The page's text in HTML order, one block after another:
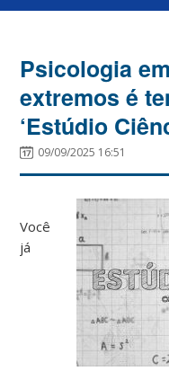
Psicologia
extremos é
‘Estúdio
09/09/2025 16:51
Você
já